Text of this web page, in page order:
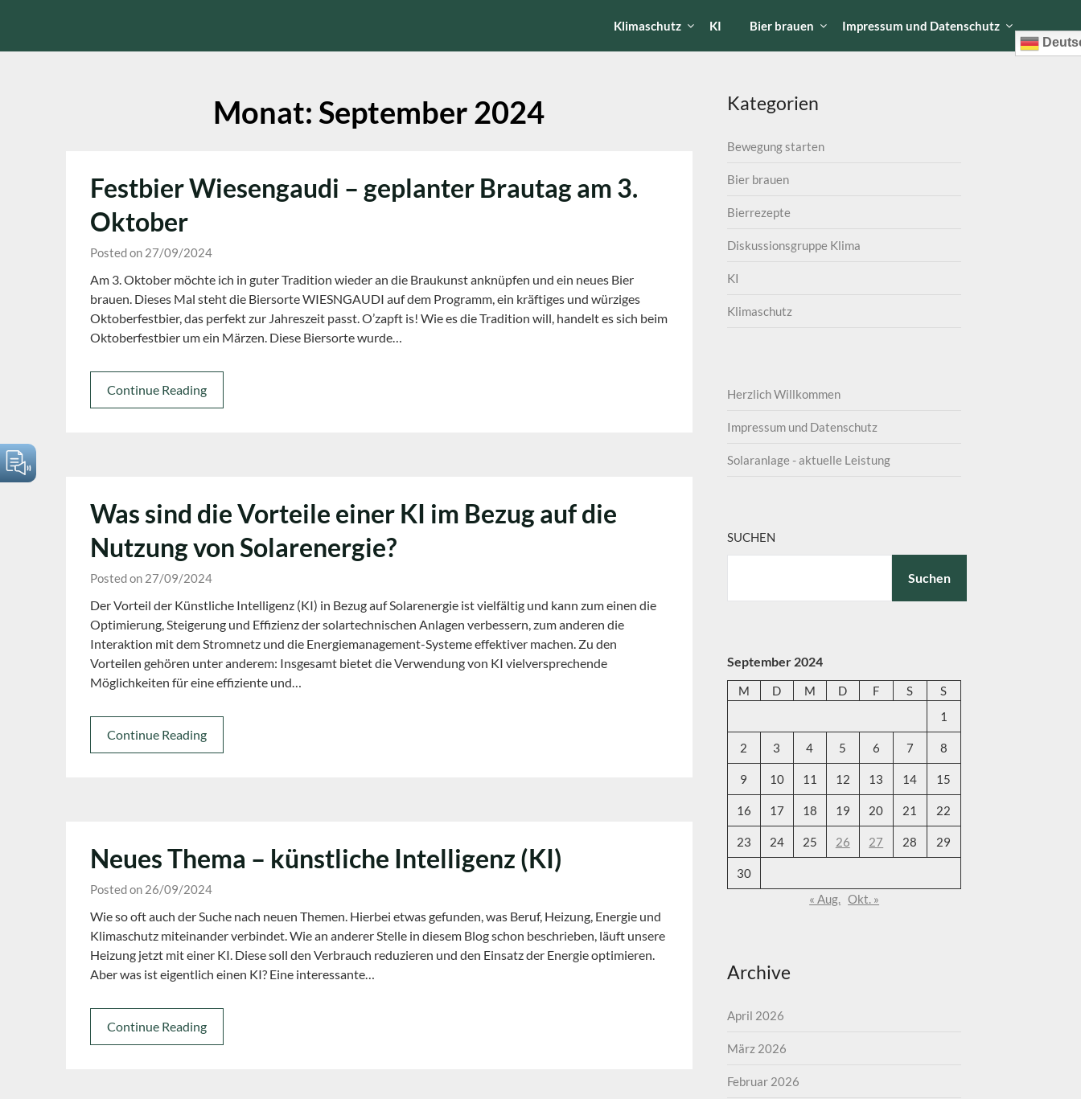
content
Klimaschutz KI Bier brauen Impressum und Datenschutz
Monat:September 2024
Festbier Wiesengaudi – geplanter Brautag am 3.
Oktober
Posted on 27/09/2024
Am 3. Oktober möchte ich in guter Tradition wieder an die Braukunst anknüpfen und ein neues Bier
brauen. Dieses Mal steht die Biersorte WIESNGAUDI auf dem Programm, ein kräftiges und würziges
Oktoberfestbier, das perfekt zur Jahreszeit passt. O’zapft is! Wie es die Tradition will, handelt es sich beim
Oktoberfestbier um ein Märzen. Diese Biersorte wurde…
Continue Reading
Was sind die Vorteile einer KI im Bezug auf die
Nutzung von Solarenergie?
Posted on 27/09/2024
Der Vorteil der Künstliche Intelligenz (KI) in Bezug auf Solarenergie ist vielfältig und kann zum einen die
Optimierung, Steigerung und Effizienz der solartechnischen Anlagen verbessern, zum anderen die
Interaktion mit dem Stromnetz und die Energiemanagement-Systeme effektiver machen. Zu den
Vorteilen gehören unter anderem: Insgesamt bietet die Verwendung von KI vielversprechende
Möglichkeiten für eine effiziente und…
Continue Reading
Neues Thema – künstliche Intelligenz (KI)
Posted on 26/09/2024
Wie so oft auch der Suche nach neuen Themen. Hierbei etwas gefunden, was Beruf, Heizung, Energie und
Klimaschutz miteinander verbindet. Wie an anderer Stelle in diesem Blog schon beschrieben, läuft unsere
Heizung jetzt mit einer KI. Diese soll den Verbrauch reduzieren und den Einsatz der Energie optimieren.
Aber was ist eigentlich einen KI? Eine interessante…
Continue Reading
Kategorien
Bewegung starten
Bier brauen
Bierrezepte
Diskussionsgruppe Klima
KI
Klimaschutz
Herzlich Willkommen
Impressum und Datenschutz
Solaranlage - aktuelle Leistung
SUCHEN
Suchen
September 2024
M D M D F S
S
1
2 3 4 5 6 7 8
9 10 11 12 13 14 15
16 17 18 19 20 21 22
23 24 25 26 27 28 29
30
« Aug. Okt. »
Archive
April 2026
März 2026
Februar 2026